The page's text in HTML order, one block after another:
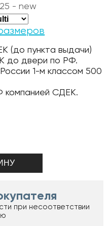
- new
(до пункта выдачи)
до двери по РФ.
1-м классом 500
компанией СДЕК.
при несоответствии